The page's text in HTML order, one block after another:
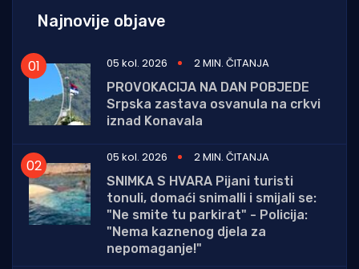
Najnovije objave
05 kol. 2026
2 MIN. ČITANJA
PROVOKACIJA NA DAN POBJEDE
Srpska zastava osvanula na crkvi
iznad Konavala
05 kol. 2026
2 MIN. ČITANJA
SNIMKA S HVARA Pijani turisti
tonuli, domaći snimalli i smijali se:
"Ne smite tu parkirat" - Policija:
"Nema kaznenog djela za
nepomaganje!"